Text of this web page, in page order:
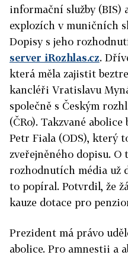
informační služby (BIS)
explozích v muničních
Dopisy s jeho
server iRozhlas.cz.
která měla zajistit
kancléři Vratislavu
společně s Českým
(ČRo). Takzvané
Petr Fiala (ODS), který
zveřejněného dopisu. O
rozhodnutích média už
to popíral. Potvrdil, že
kauze dotace pro
Prezident má právo
abolice. Pro amnestii a